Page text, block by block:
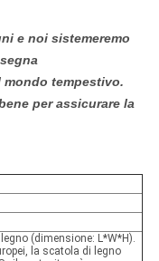
e noi sistemeremo
tempestivo.
per assicurare la
(dimensione: L*W*H).
la scatola di legno